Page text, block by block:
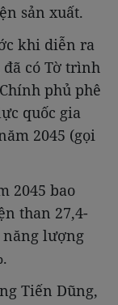
sản xuất.
khi diễn ra
đã có Tờ trình
phủ phê
quốc gia
2045 (gọi
2045 bao
than 27,4-
năng lượng
Tiến Dũng,